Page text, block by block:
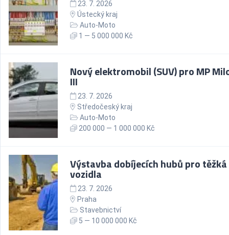
23. 7. 2026
Ústecký kraj
Auto-Moto
1 — 5 000 000 Kč
Nový elektromobil (SUV) pro MP
III
23. 7. 2026
Středočeský kraj
Auto-Moto
200 000 — 1 000 000 Kč
Výstavba dobíjecích hubů pro těžká
vozidla
23. 7. 2026
Praha
Stavebnictví
5 — 10 000 000 Kč